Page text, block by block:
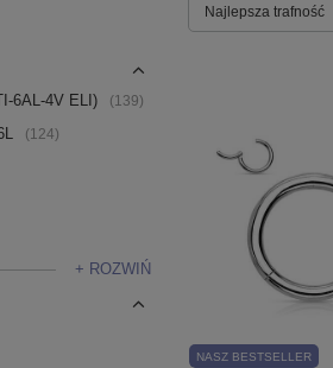
6AL-4V ELI) 139
124
+ ROZWIŃ
Najlepsza trafność
NASZ BESTSELLER